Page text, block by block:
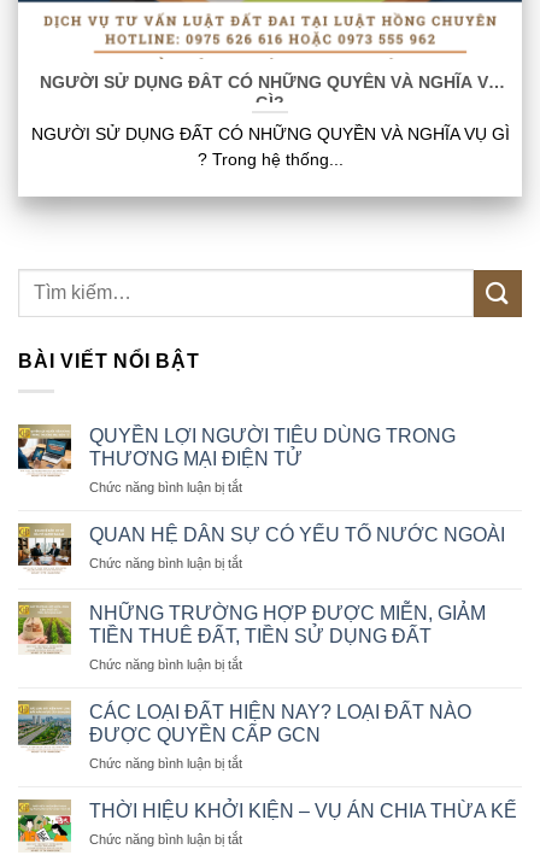
BÀI VIẾT NỔI BẬT
QUYỀN LỢI NGƯỜI TIÊU DÙNG TRONG
THƯƠNG MẠI ĐIỆN TỬ
Chức năng bình luận bị tắtở
LỢI
NGƯỜI
TIÊU
TRONG
THƯƠNG
ĐIỆN
QUAN HỆ DÂN SỰ CÓ YẾU TỐ NƯỚC NGOÀI
Chức năng bình luận bị tắtở
HỆ
DÂN
SỰ
CÓ
TỐ
NƯỚC
NGOÀI
NHỮNG TRƯỜNG HỢP ĐƯỢC MIỄN, GIẢM
TIỀN THUÊ ĐẤT, TIỀN SỬ DỤNG ĐẤT
Chức năng bình luận bị tắtở
TRƯỜNG
HỢP
ĐƯỢC
MIỄN,
TIỀN
ĐẤT,
CÁC LOẠI ĐẤT HIỆN NAY? LOẠI ĐẤT NÀO
ĐƯỢC QUYỀN CẤP GCN
Chức năng bình luận bị tắtở
LOẠI
HIỆN
THỜI HIỆU KHỞI KIỆN – VỤ ÁN CHIA THỪA KẾ
Chức năng bình luận bị tắtở
NGƯỜI SỬ DỤNG ĐẤT CÓ NHỮNG QUYỀN VÀ NGHĨA VỤ
GÌ?
NGƯỜI SỬ DỤNG ĐẤT CÓ NHỮNG QUYỀN VÀ NGHĨA VỤ GÌ
? Trong hệ thống...